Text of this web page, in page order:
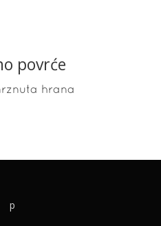
MORE
povrće
hrana